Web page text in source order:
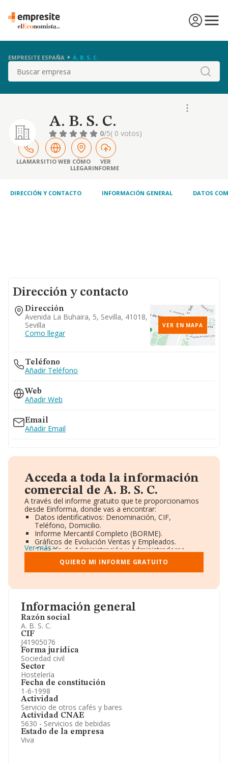
EMPRESITE ESPAÑA A. B. S. C.
Buscar
A. B. S. C.
0/5( 0 votos)
LLAMARSITIO WEB CÓMO
LLEGAR
VER
INFORME
DIRECCIÓN Y CONTACTO INFORMACIÓN GENERAL DATOS
Información general
Razón social
A. B. S. C.
CIF
J41905076
Forma jurídica
Sociedad civil
Sector
Hostelería
Fecha de constitución
1-6-1998
Actividad
Servicio de otros cafés y bares
Actividad CNAE
5630 - Servicios de bebidas
Estado de la empresa
Viva
Dirección y contacto
Dirección
Avenida La Buhaira, 5, Sevilla, 41018,
Sevilla
Como llegar
VER EN MAPA
Teléfono
Añadir Teléfono
Web
Añadir Web
Email
Añadir Email
Acceda a toda la información
comercial de A. B. S. C.
A través del informe gratuito que te proporcionamos
desde Einforma, donde vas a encontrar:
Datos identificativos: Denominación, CIF,
Teléfono, Domicilio.
Informe Mercantil Completo (BORME).
Gráficos de Evolución Ventas y Empleados.
Consejo de Administración y Administradores.
Directivos y Ejecutivos.
Accionistas.
Participaciones y Vinculaciones en otras empresas.
Información oficial y registral complementaria.
Ver más
QUIERO MI INFORME GRATUITO